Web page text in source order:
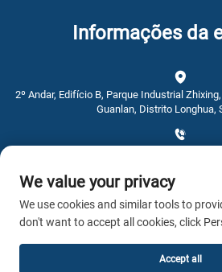
Informações da
2º Andar, Edifício B, Parque Industrial
Guanlan, Distrito Longhua,
[email protected]
We value your privacy
We use cookies and similar tools to
don't want to accept all cookies, click
Accept all